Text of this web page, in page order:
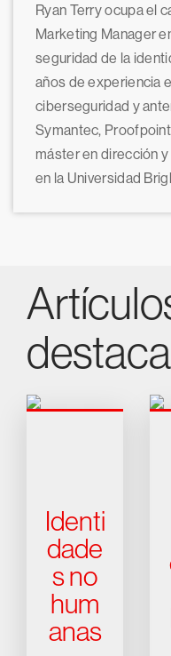
Ryan Terry ocupa el
Marketing Manager
seguridad de la
años de experiencia
ciberseguridad y
Symantec,
máster en dirección
en la Universidad
Identi
dade
s no
hum
anas